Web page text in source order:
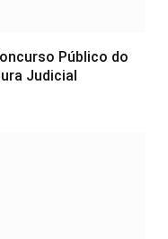
Público do
Judicial